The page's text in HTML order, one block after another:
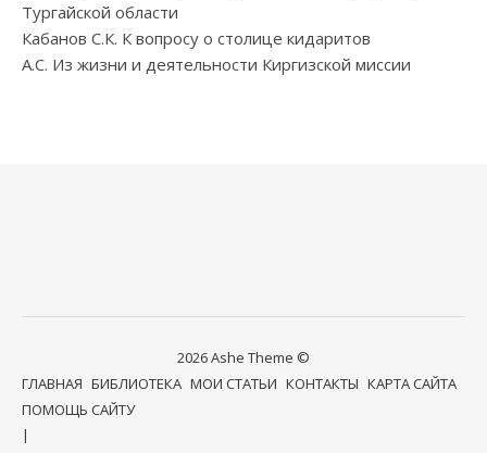
Тургайской области
Кабанов С.К. К вопросу о столице кидаритов
А.С. Из жизни и деятельности Киргизской миссии
2026 Ashe Theme ©
ГЛАВНАЯ БИБЛИОТЕКА МОИ СТАТЬИ КОНТАКТЫ КАРТА САЙТА
ПОМОЩЬ САЙТУ